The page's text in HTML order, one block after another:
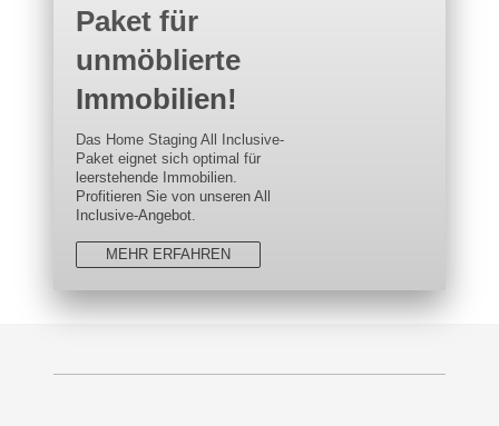
Paket für
unmöblierte
Immobilien!
Das Home Staging All Inclusive-
Paket eignet sich optimal für
leerstehende Immobilien.
Profitieren Sie von unseren All
Inclusive-Angebot.
MEHR ERFAHREN